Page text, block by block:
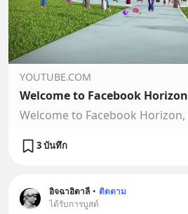
YOUTUBE.COM
Welcome to Facebook Horizon
3 บันทึก
อิจฉาอิตาลี • ติดตาม
ได้รับการบูสต์